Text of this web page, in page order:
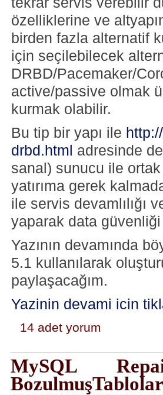
özelliklerine ve
birden fazla alternatif
için seçilebilecek
DRBD/Pacemaker/
active/passive olmak
kurmak olabilir.
Bu tip bir yapı ile
drbd.html adresinde
sanal) sunucu ile
yatırıma gerek
ile servis devamlılığı
yaparak data
Yazının devamında
5.1 kullanılarak
paylaşacağım.
Yazinin devami icin
14 adet yorum
MySQL